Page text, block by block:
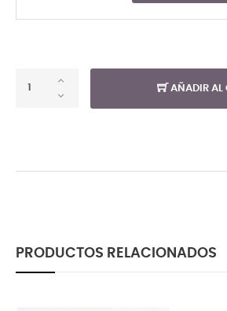
AÑADIR AL
PRODUCTOS RELACIONADOS